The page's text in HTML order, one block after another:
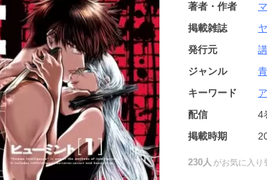
著者・作者
掲載雑誌
発行元
ジャンル
キーワード
配信
4
掲載時期
230人 がお気に入り